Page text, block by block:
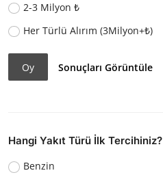
2-3 Milyon ₺
Her Türlü Alırım (3Milyon+₺)
Oy Sonuçları Görüntüle
Hangi Yakıt Türü İlk Tercihiniz?
Benzin